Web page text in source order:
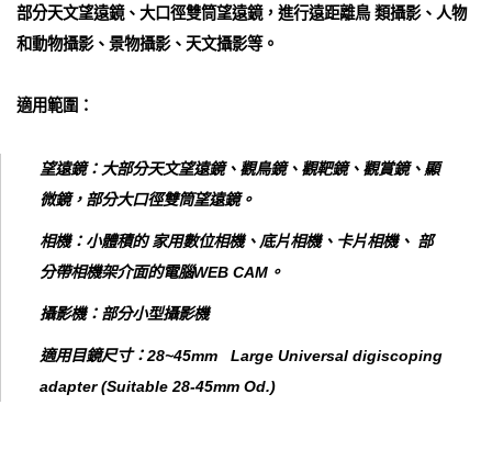
部分天文望遠鏡、大口徑雙筒望遠鏡，進行遠距離鳥 類攝影、人物
和動物攝影、景物攝影、天文攝影等。
適用範圍：
望遠鏡：大部分天文望遠鏡、觀鳥鏡、觀靶鏡、觀賞鏡、顯
微鏡，部分大口徑雙筒望遠鏡。
相機：小體積的 家用數位相機、底片相機、卡片相機、 部
分帶相機架介面的電腦WEB CAM。
攝影機：部分小型攝影機
適用目鏡尺寸：28~45mm Large Universal digiscoping
adapter (Suitable 28-45mm Od.)